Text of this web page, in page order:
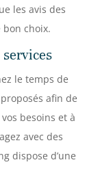
les avis des
choix.
le temps de
afin de
besoins et à
avec des
dispose d’une